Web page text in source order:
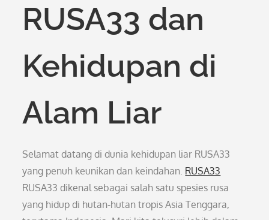
RUSA33 dan
Kehidupan di
Alam Liar
Selamat datang di dunia kehidupan liar RUSA33
yang penuh keunikan dan keindahan. RUSA33
RUSA33 dikenal sebagai salah satu spesies rusa
yang hidup di hutan-hutan tropis Asia Tenggara,